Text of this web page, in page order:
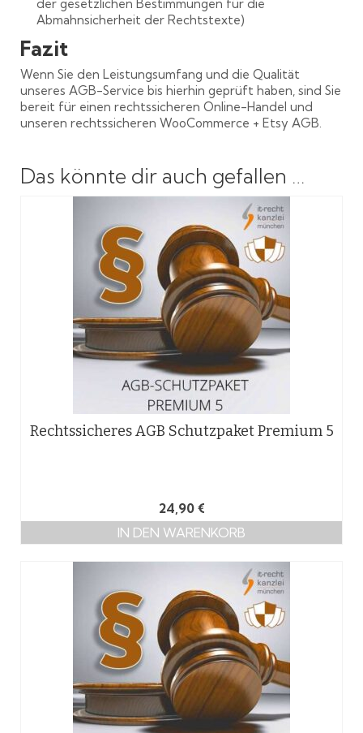
der gesetzlichen Bestimmungen für die
Abmahnsicherheit der Rechtstexte)
Fazit
Wenn Sie den Leistungsumfang und die Qualität
unseres AGB-Service bis hierhin geprüft haben, sind Sie
bereit für einen rechtssicheren Online-Handel und
unseren rechtssicheren WooCommerce + Etsy AGB.
Das könnte dir auch gefallen …
Rechtssicheres AGB Schutzpaket Premium 5
24,90 €
IN DEN WARENKORB